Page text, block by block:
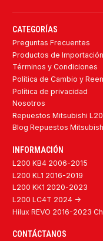
CATEGORÍAS
Preguntas Frecuentes
Productos de Importación
Términos y Condiciones
Política de Cambio y
Política de privacidad
Nosotros
Repuestos Mitsubishi
Blog Repuestos
INFORMACIÓN
L200 KB4 2006-2015
L200 KL1 2016-2019
L200 KK1 2020-2023
L200 LC4T 2024 ->
Hilux REVO 2016-2023
CONTÁCTANOS